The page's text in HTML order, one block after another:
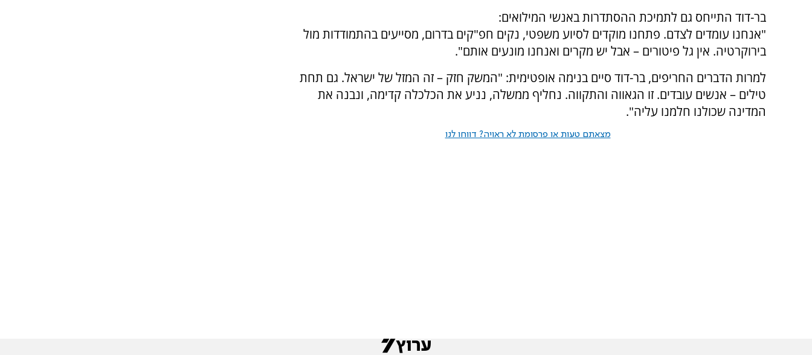
בר-דוד התייחס גם לתמיכת ההסתדרות באנשי המילואים:
"אנחנו עומדים לצדם. פתחנו מוקדים לסיוע משפטי, נקים חפ"קים בדרום, מסייעים בהתמודדות מול
בירוקרטיה. אין גל פיטורים – אבל יש מקרים ואנחנו מונעים אותם".
למרות הדברים החריפים, בר-דוד סיים בנימה אופטימית: "המשק חזק – זה המזל של ישראל. גם תחת
טילים – אנשים עובדים. זו הגאווה והתקווה. נחליף ממשלה, נניע את הכלכלה קדימה, ונבנה את
המדינה שכולנו חלמנו עליה".
מצאתם טעות או פרסומת לא ראויה? דווחו לנו